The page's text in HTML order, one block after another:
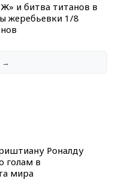
и битва титанов в
жеребьевки 1/8
→
Роналду
голам в
мира